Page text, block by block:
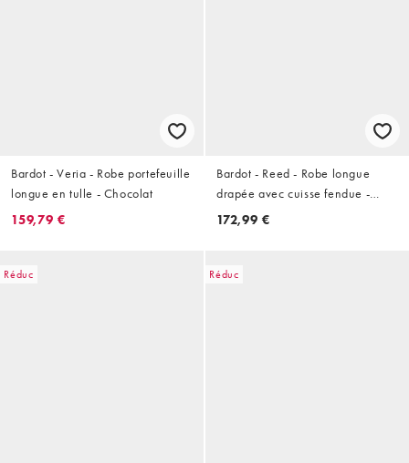
Bardot - Veria - Robe portefeuille
longue en tulle - Chocolat
159,79 €
Bardot - Reed - Robe longue
drapée avec cuisse fendue -
Marron chocolat
172,99 €
Réduc Réduc